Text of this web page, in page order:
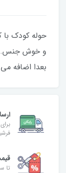
حوله کودک با
و خوش جنس.
بعدا اضافه
تا سقف